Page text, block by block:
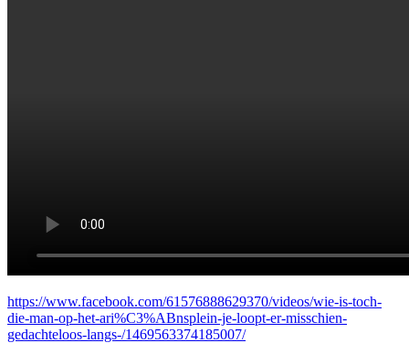
https://www.facebook.com/61576888629370/videos/wie-is-toch-
die-man-op-het-ari%C3%ABnsplein-je-loopt-er-misschien-
gedachteloos-langs-/1469563374185007/